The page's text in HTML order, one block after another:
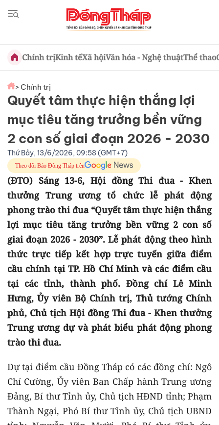
Chính trịKinh tếXã hộiVăn hóa - Nghệ thuậtThể thao
> Chính trị
Quyết tâm thực hiện thắng lợi
mục tiêu tăng trưởng bền vững
2 con số giai đoạn 2026 - 2030
Thứ Bảy, 13/6/2026, 09:58 (GMT+7)
Theo dõi Báo Đồng Tháp trên
(ĐTO) Sáng 13-6, Hội đồng Thi đua - Khen
thưởng Trung ương tổ chức lễ phát động
phong trào thi đua “Quyết tâm thực hiện thắng
lợi mục tiêu tăng trưởng bền vững 2 con số
giai đoạn 2026 - 2030”. Lễ phát động theo hình
thức trực tiếp kết hợp trực tuyến giữa điểm
cầu chính tại TP. Hồ Chí Minh và các điểm cầu
tại các tỉnh, thành phố. Đồng chí Lê Minh
Hưng, Ủy viên Bộ Chính trị, Thủ tướng Chính
phủ, Chủ tịch Hội đồng Thi đua - Khen thưởng
Trung ương dự và phát biểu phát động phong
trào thi đua.
Dự tại điểm cầu Đồng Tháp có các đồng chí: Ngô
Chí Cường, Ủy viên Ban Chấp hành Trung ương
Đảng, Bí thư Tỉnh ủy, Chủ tịch HĐND tỉnh; Phạm
Thành Ngại, Phó Bí thư Tỉnh ủy, Chủ tịch UBND